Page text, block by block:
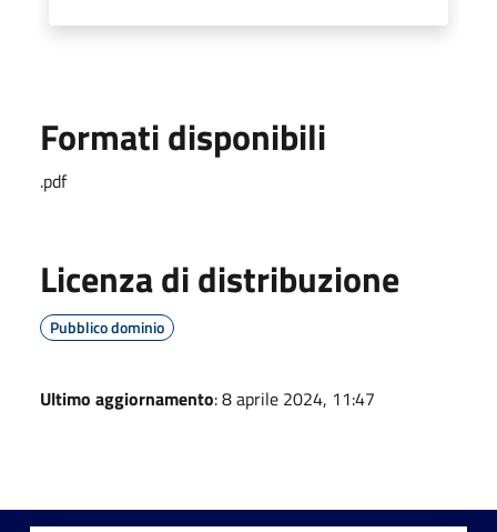
Formati disponibili
.pdf
Licenza di distribuzione
Pubblico dominio
Ultimo aggiornamento: 8 aprile 2024, 11:47